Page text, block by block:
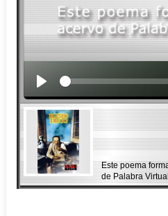
Este poema
de Palabra